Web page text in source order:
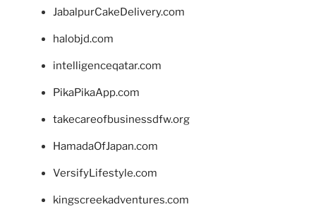
JabalpurCakeDelivery.com
halobjd.com
intelligenceqatar.com
PikaPikaApp.com
takecareofbusinessdfw.org
HamadaOfJapan.com
VersifyLifestyle.com
kingscreekadventures.com